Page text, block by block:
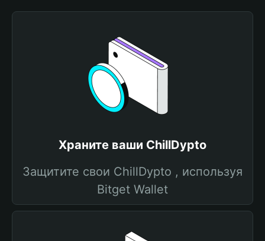
Храните ваши ChillDypto
Защитите свои ChillDypto , используя
Bitget Wallet